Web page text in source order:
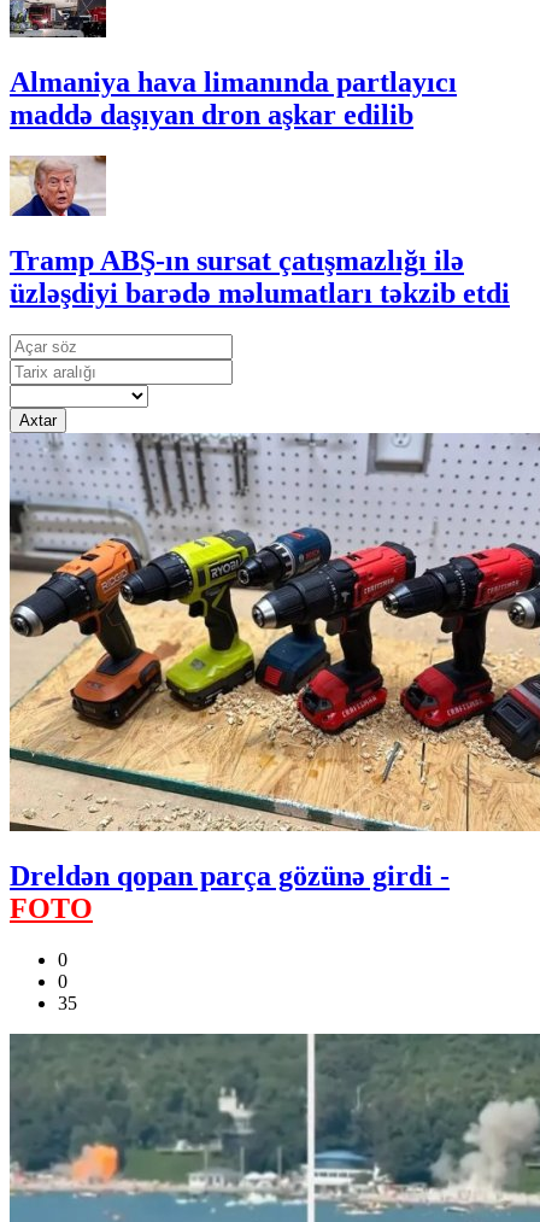
Almaniya hava limanında partlayıcı
maddə daşıyan dron aşkar edilib
Tramp ABŞ-ın sursat çatışmazlığı ilə
üzləşdiyi barədə məlumatları təkzib etdi
Axtar
Dreldən qopan parça gözünə girdi -
FOTO
0
0
35